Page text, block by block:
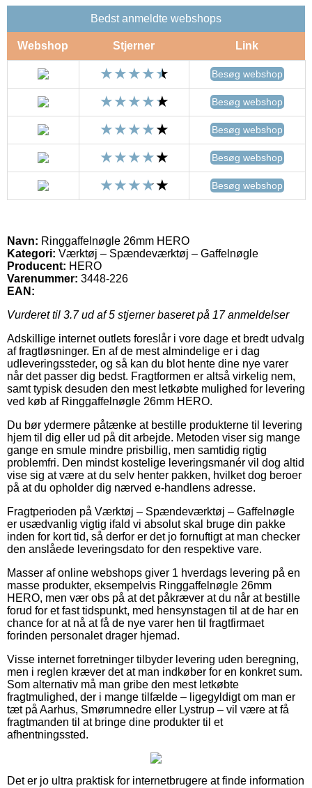
Bedst anmeldte webshops
Webshop Stjerner Link
Besøg webshop
Besøg webshop
Besøg webshop
Besøg webshop
Besøg webshop
Navn: Ringgaffelnøgle 26mm HERO
Kategori: Værktøj – Spændeværktøj – Gaffelnøgle
Producent: HERO
Varenummer: 3448-226
EAN:
Vurderet til 3.7ud af 5 stjerner baseret på 17anmeldelser
Adskillige internet outlets foreslår i vore dage et bredt udvalg
af fragtløsninger. En af de mest almindelige er i dag
udleveringssteder, og så kan du blot hente dine nye varer
når det passer dig bedst. Fragtformen er altså virkelig nem,
samt typisk desuden den mest letkøbte mulighed for levering
ved køb af Ringgaffelnøgle 26mm HERO.
Du bør ydermere påtænke at bestille produkterne til levering
hjem til dig eller ud på dit arbejde. Metoden viser sig mange
gange en smule mindre prisbillig, men samtidig rigtig
problemfri. Den mindst kostelige leveringsmanér vil dog altid
vise sig at være at du selv henter pakken, hvilket dog beroer
på at du opholder dig nærved e-handlens adresse.
Fragtperioden på Værktøj – Spændeværktøj – Gaffelnøgle
er usædvanlig vigtig ifald vi absolut skal bruge din pakke
inden for kort tid, så derfor er det jo fornuftigt at man checker
den anslåede leveringsdato for den respektive vare.
Masser af online webshops giver 1 hverdags levering på en
masse produkter, eksempelvis Ringgaffelnøgle 26mm
HERO, men vær obs på at det påkræver at du når at bestille
forud for et fast tidspunkt, med hensynstagen til at de har en
chance for at nå at få de nye varer hen til fragtfirmaet
forinden personalet drager hjemad.
Visse internet forretninger tilbyder levering uden beregning,
men i reglen kræver det at man indkøber for en konkret sum.
Som alternativ må man gribe den mest letkøbte
fragtmulighed, der i mange tilfælde – ligegyldigt om man er
tæt på Aarhus, Smørumnedre eller Lystrup – vil være at få
fragtmanden til at bringe dine produkter til et
afhentningssted.
Det er jo ultra praktisk for internetbrugere at finde information